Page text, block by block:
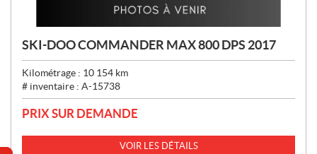
SKI-DOO COMMANDER MAX 800 DPS 2017
Kilométrage : 10 154 km
# inventaire : A-15738
PRIX SUR DEMANDE
VOIR LES DÉTAILS